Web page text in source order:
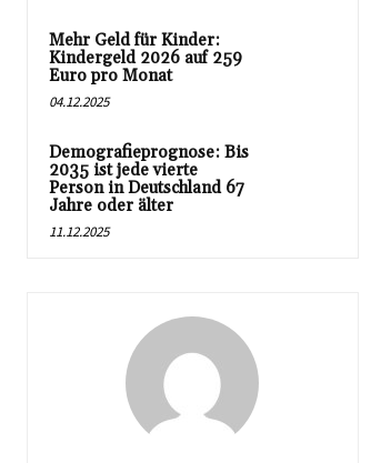
Mehr Geld für Kinder:
Kindergeld 2026 auf 259
Euro pro Monat
04.12.2025
Demografieprognose: Bis
2035 ist jede vierte
Person in Deutschland 67
Jahre oder älter
11.12.2025